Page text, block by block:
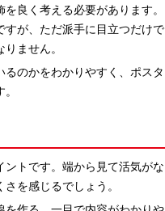
良く考える必要があります。
すが、ただ派手に目立つだけで
ません。
のかをわかりやすく、ポスタ
トです。端から見て活気がな
を感じるでしょう。